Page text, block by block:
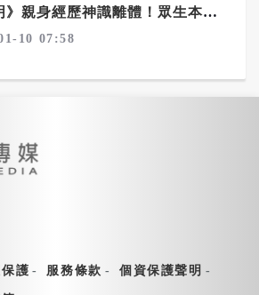
鄭功明》親身經歷神識離體！眾生本來是佛——宇宙真相在念佛中顯現6——夢境層層疊：心性本源，圓證常寂光
10 07:58
護 服務條款 個資保護聲明